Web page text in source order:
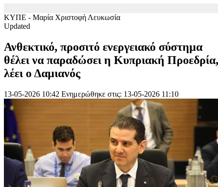
ΚΥΠΕ - Μαρία Χριστοφή Λευκωσία
Updated
Ανθεκτικό, προσιτό ενεργειακό σύστημα
θέλει να παραδώσει η Κυπριακή Προεδρία,
λέει ο Δαμιανός
13-05-2026 10:42 Ενημερώθηκε στις: 13-05-2026 11:10